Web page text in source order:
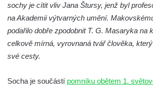
Sochy brouků u Mlýnské stoky v Českých
Budějovicích
Socha svatého Zachariáše na nádvoří
sochy je cítit vliv Jana Štursy, jenž byl
na Akademii výtvarných umění.
podařilo dobře zpodobnit T. G. Masaryka na
celkově mírná, vyrovnaná tvář člověka,
své cesty.
Socha je součástí pomníku obětem 1.